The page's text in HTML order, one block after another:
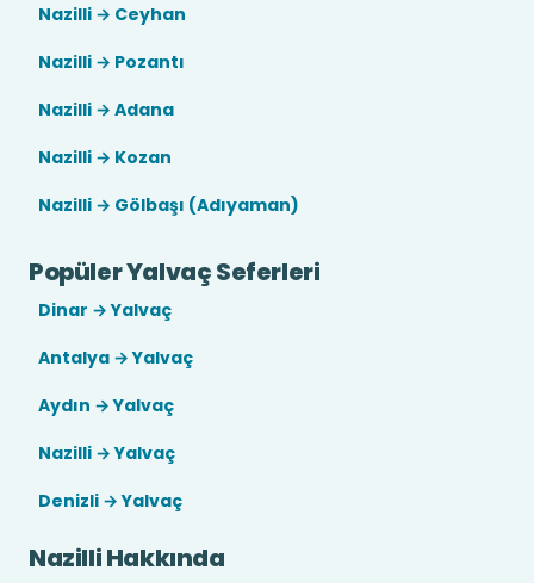
Nazilli → Ceyhan
Nazilli → Pozantı
Nazilli → Adana
Nazilli → Kozan
Nazilli → Gölbaşı (Adıyaman)
Popüler Yalvaç Seferleri
Dinar → Yalvaç
Antalya → Yalvaç
Aydın → Yalvaç
Nazilli → Yalvaç
Denizli → Yalvaç
Nazilli Hakkında